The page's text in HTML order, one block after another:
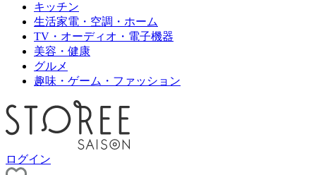
キッチン
生活家電・空調・ホーム
TV・オーディオ・電子機器
美容・健康
グルメ
趣味・ゲーム・ファッション
ログイン